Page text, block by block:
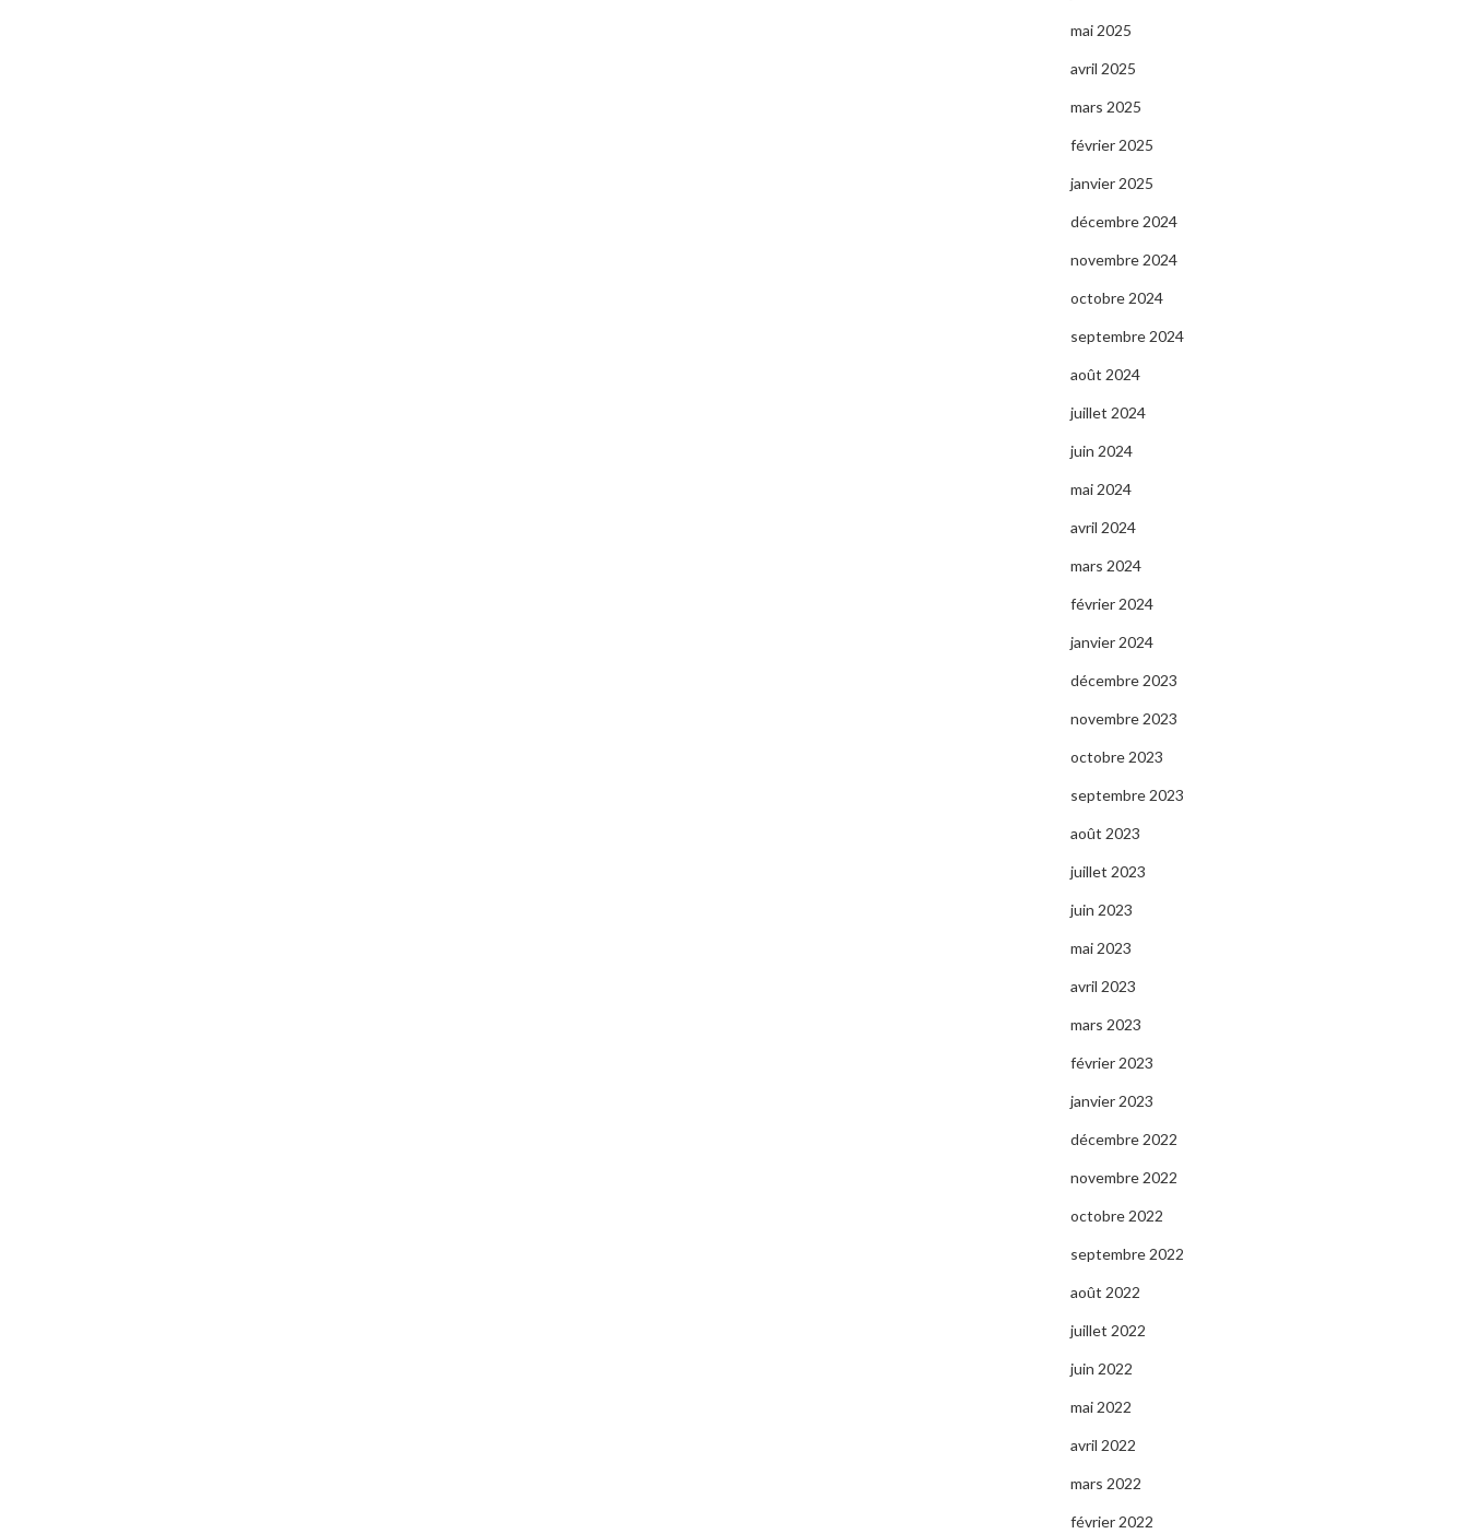
mai 2025
avril 2025
mars 2025
février 2025
janvier 2025
décembre 2024
novembre 2024
octobre 2024
septembre 2024
août 2024
juillet 2024
juin 2024
mai 2024
avril 2024
mars 2024
février 2024
janvier 2024
décembre 2023
novembre 2023
octobre 2023
septembre 2023
août 2023
juillet 2023
juin 2023
mai 2023
avril 2023
mars 2023
février 2023
janvier 2023
décembre 2022
novembre 2022
octobre 2022
septembre 2022
août 2022
juillet 2022
juin 2022
mai 2022
avril 2022
mars 2022
février 2022